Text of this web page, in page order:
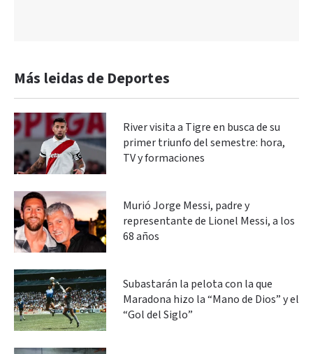
Más leidas de Deportes
River visita a Tigre en busca de su
primer triunfo del semestre: hora,
TV y formaciones
Murió Jorge Messi, padre y
representante de Lionel Messi, a los
68 años
Subastarán la pelota con la que
Maradona hizo la “Mano de Dios” y el
“Gol del Siglo”